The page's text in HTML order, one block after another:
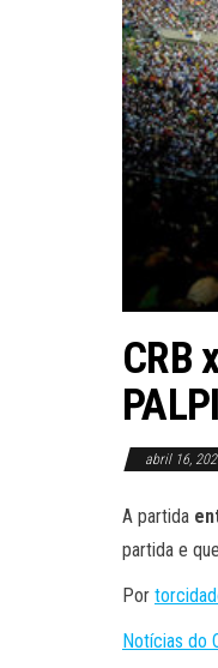
CRB
abril 16,
A partida
partida e
Por
Notícias do